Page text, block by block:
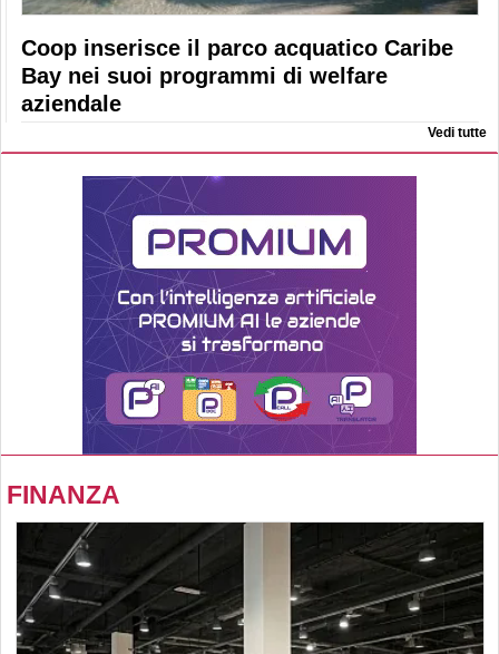
Coop inserisce il parco acquatico Caribe
Bay nei suoi programmi di welfare
aziendale
Vedi tutte
FINANZA